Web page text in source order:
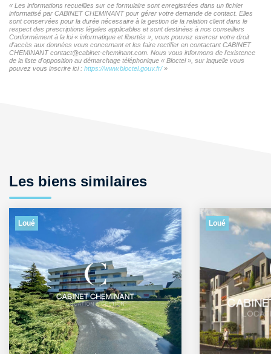
« Les informations recueillies sur ce formulaire sont enregistrées dans un fichier
informatisé par CABINET CHEMINANT pour gérer votre demande de contact. Elles
sont conservées pour la durée nécessaire à la gestion de la relation client dans le
respect des prescriptions légales applicables et sont destinées à nos conseillers
Conformément à la loi « informatique et libertés », vous pouvez exercer votre droit
d'accès aux données vous concernant et les faire rectifier en contactant CABINET
CHEMINANT contact@cabinet-cheminant.com. Nous vous informons de l'existence
de la liste d'opposition au démarchage téléphonique « Bloctel », sur laquelle vous
pouvez vous inscrire ici : https://www.bloctel.gouv.fr/»
Les biens similaires
Loué Loué